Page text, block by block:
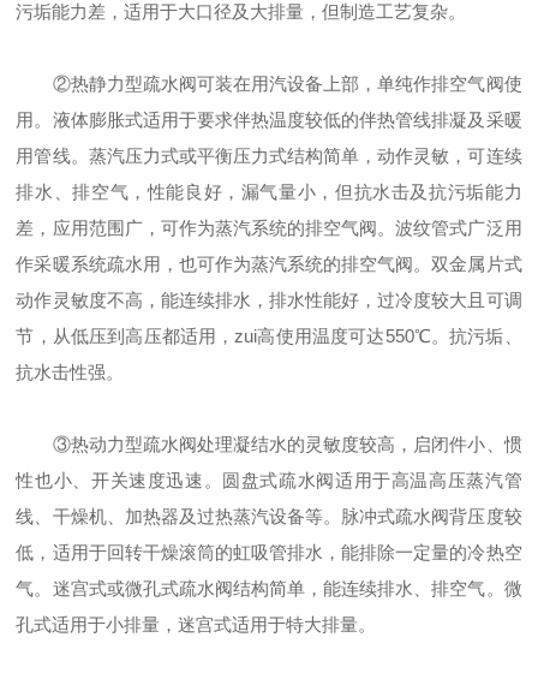
污垢能力差，适用于大口径及大排量，但制造工艺复杂。
②热静力型疏水阀可装在用汽设备上部，单纯作排空气阀使
用。液体膨胀式适用于要求伴热温度较低的伴热管线排凝及采暖
用管线。蒸汽压力式或平衡压力式结构简单，动作灵敏，可连续
排水、排空气，性能良好，漏气量小，但抗水击及抗污垢能力
差，应用范围广，可作为蒸汽系统的排空气阀。波纹管式广泛用
作采暖系统疏水用，也可作为蒸汽系统的排空气阀。双金属片式
动作灵敏度不高，能连续排水，排水性能好，过冷度较大且可调
节，从低压到高压都适用，zui高使用温度可达550℃。抗污垢、
抗水击性强。
③热动力型疏水阀处理凝结水的灵敏度较高，启闭件小、惯
性也小、开关速度迅速。圆盘式疏水阀适用于高温高压蒸汽管
线、干燥机、加热器及过热蒸汽设备等。脉冲式疏水阀背压度较
低，适用于回转干燥滚筒的虹吸管排水，能排除一定量的冷热空
气。迷宫式或微孔式疏水阀结构简单，能连续排水、排空气。微
孔式适用于小排量，迷宫式适用于特大排量。